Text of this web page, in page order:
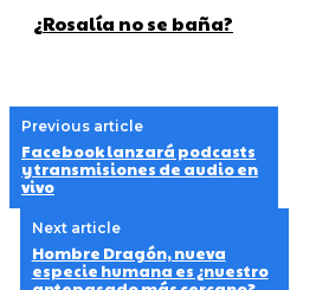
¿Rosalía no se baña?
Previous article
Facebook lanzará podcasts
y transmisiones de audio en
vivo
Next article
Hombre Dragón, nueva
especie humana es ¿nuestro